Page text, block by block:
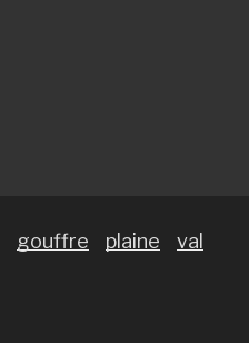
gouffre plaine val